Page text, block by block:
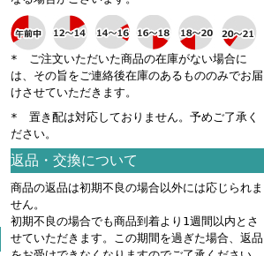
* ご注文いただいた商品の在庫がない場合に
は、その旨をご連絡後在庫のあるもののみでお届
けさせていただきます。
* 置き配は対応しておりません。予めご了承く
ださい。
返品・交換について
商品の返品は初期不良の場合以外には応じられま
せん。
初期不良の場合でも商品到着より1週間以内とさ
せていただきます。この期間を過ぎた場合、返品